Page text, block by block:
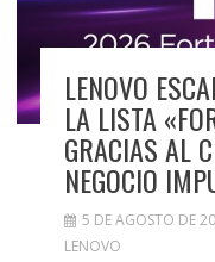
LENOVO
LA LISTA
GRACIAS AL
NEGOCIO
5 DE AGOSTO DE
LENOVO